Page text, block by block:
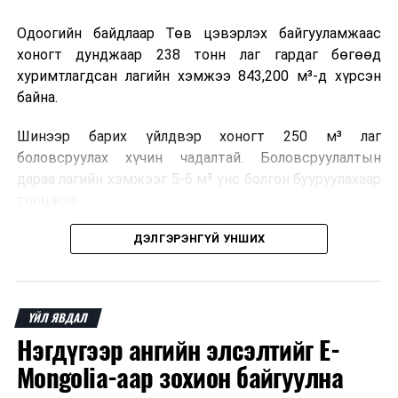
Одоогийн байдлаар Төв цэвэрлэх байгууламжаас
хоногт дунджаар 238 тонн лаг гардаг бөгөөд
хуримтлагдсан лагийн хэмжээ 843,200 м³-д хүрсэн
байна.
Шинээр барих үйлдвэр хоногт 250 м³ лаг
боловсруулах хүчин чадалтай. Боловсруулалтын
дараа лагийн хэмжээг 5-6 м³ үнс болгон бууруулахаар
Төслийн техник, эдийн засгийн үндэслэлийг
төвийн 2025 оны долоодугаар сарын 22-ны өдрийн
байна.
Мөн Нийслэлийн иргэдийн Төлөөлөгчдийн Хурлын
2025 оны 25/01 дүгээр тогтоолоор баталсан “Төр,
ДЭЛГЭРЭНГҮЙ УНШИХ
ҮЙЛ ЯВДАЛ
Нэгдүгээр ангийн элсэлтийг E-
Mongolia-аар зохион байгуулна